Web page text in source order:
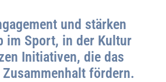
und stärken
im Sport, in der Kultur
Initiativen, die das
fördern.